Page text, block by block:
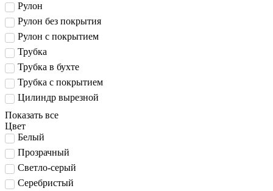
Рулон
Рулон без покрытия
Рулон с покрытием
Трубка
Трубка в бухте
Трубка с покрытием
Цилиндр вырезной
Показать все
Цвет
Белый
Прозрачный
Светло-серый
Серебристый